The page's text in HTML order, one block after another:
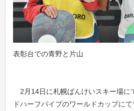
表彰台での青野と片山
2 月 14日に札幌ばんけいスキー場に
ドハーフパイプのワールドカップに